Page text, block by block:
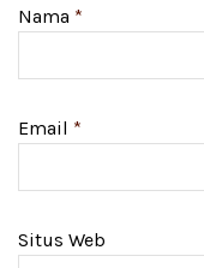
Nama *
Email *
Situs Web